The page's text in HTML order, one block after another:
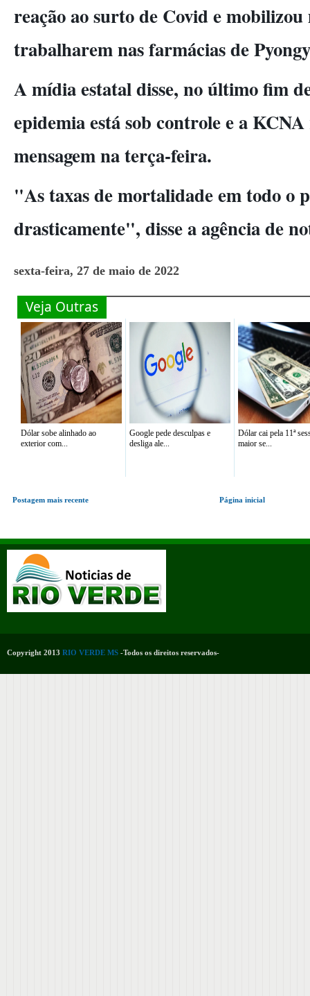
reação ao surto de Covid e
trabalharem nas farmácias de
A mídia estatal disse, no último fim
epidemia está sob controle e a
mensagem na terça-feira.
"As taxas de mortalidade em todo o
drasticamente", disse a agência de
sexta-feira, 27 de maio de 2022
Veja Outras
Dólar sobe alinhado ao
exterior com...
Google pede desculpas e
desliga ale...
Dólar cai pela 11ª
maior se...
Postagem mais recente Página inicial
Copyright 2013 RIO VERDE MS -Todos os direitos reservados-